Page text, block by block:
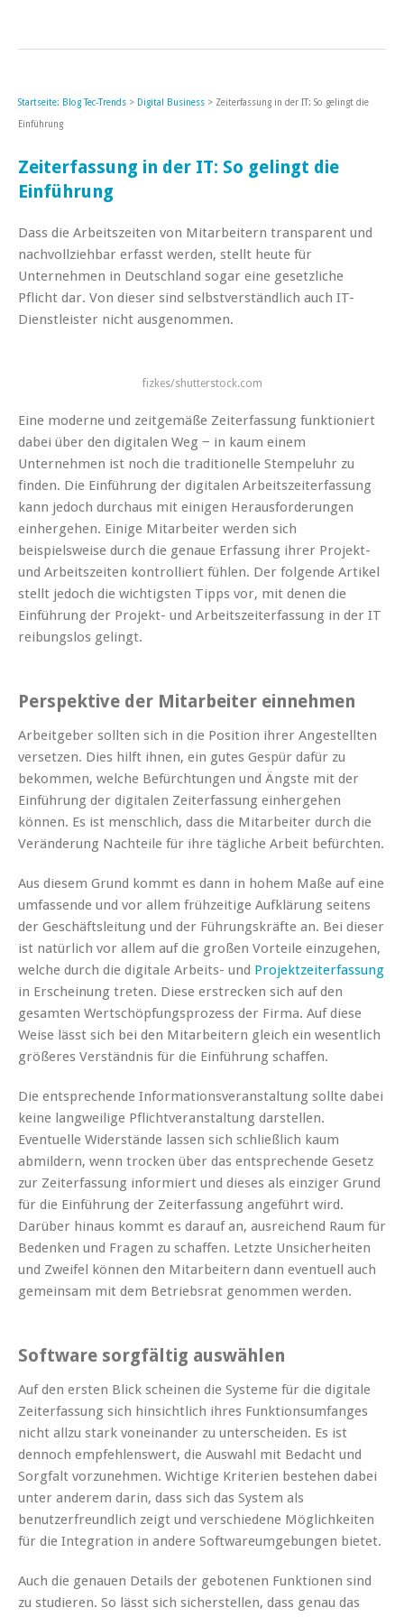
Startseite: Blog Tec-Trends > Digital Business > Zeiterfassung in der IT: So gelingt die
Einführung
Zeiterfassung in der IT: So gelingt die
Einführung
Dass die Arbeitszeiten von Mitarbeitern transparent und
nachvollziehbar erfasst werden, stellt heute für
Unternehmen in Deutschland sogar eine gesetzliche
Pflicht dar. Von dieser sind selbstverständlich auch IT-
Dienstleister nicht ausgenommen.
fizkes/shutterstock.com
Eine moderne und zeitgemäße Zeiterfassung funktioniert
dabei über den digitalen Weg − in kaum einem
Unternehmen ist noch die traditionelle Stempeluhr zu
finden. Die Einführung der digitalen Arbeitszeiterfassung
kann jedoch durchaus mit einigen Herausforderungen
einhergehen. Einige Mitarbeiter werden sich
beispielsweise durch die genaue Erfassung ihrer Projekt-
und Arbeitszeiten kontrolliert fühlen. Der folgende Artikel
stellt jedoch die wichtigsten Tipps vor, mit denen die
Einführung der Projekt- und Arbeitszeiterfassung in der IT
reibungslos gelingt.
Perspektive der Mitarbeiter einnehmen
Arbeitgeber sollten sich in die Position ihrer Angestellten
versetzen. Dies hilft ihnen, ein gutes Gespür dafür zu
bekommen, welche Befürchtungen und Ängste mit der
Einführung der digitalen Zeiterfassung einhergehen
können. Es ist menschlich, dass die Mitarbeiter durch die
Veränderung Nachteile für ihre tägliche Arbeit befürchten.
Aus diesem Grund kommt es dann in hohem Maße auf eine
umfassende und vor allem frühzeitige Aufklärung seitens
der Geschäftsleitung und der Führungskräfte an. Bei dieser
ist natürlich vor allem auf die großen Vorteile einzugehen,
welche durch die digitale Arbeits- und Projektzeiterfassung
in Erscheinung treten. Diese erstrecken sich auf den
gesamten Wertschöpfungsprozess der Firma. Auf diese
Weise lässt sich bei den Mitarbeitern gleich ein wesentlich
größeres Verständnis für die Einführung schaffen.
Die entsprechende Informationsveranstaltung sollte dabei
keine langweilige Pflichtveranstaltung darstellen.
Eventuelle Widerstände lassen sich schließlich kaum
abmildern, wenn trocken über das entsprechende Gesetz
zur Zeiterfassung informiert und dieses als einziger Grund
für die Einführung der Zeiterfassung angeführt wird.
Darüber hinaus kommt es darauf an, ausreichend Raum für
Bedenken und Fragen zu schaffen. Letzte Unsicherheiten
und Zweifel können den Mitarbeitern dann eventuell auch
gemeinsam mit dem Betriebsrat genommen werden.
Software sorgfältig auswählen
Auf den ersten Blick scheinen die Systeme für die digitale
Zeiterfassung sich hinsichtlich ihres Funktionsumfanges
nicht allzu stark voneinander zu unterscheiden. Es ist
dennoch empfehlenswert, die Auswahl mit Bedacht und
Sorgfalt vorzunehmen. Wichtige Kriterien bestehen dabei
unter anderem darin, dass sich das System als
benutzerfreundlich zeigt und verschiedene Möglichkeiten
für die Integration in andere Softwareumgebungen bietet.
Auch die genauen Details der gebotenen Funktionen sind
zu studieren. So lässt sich sicherstellen, dass genau das